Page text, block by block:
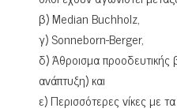
β) Median Buchholz,
γ) Sonneborn-Berger,
δ) Άθροισμα
ανάπτυξη) και
ε) Περισσότερες νίκες με